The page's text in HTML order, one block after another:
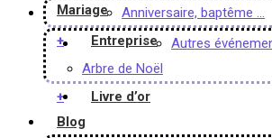
Mariage
Anniversaire, baptême …
+
Entreprise
Autres
Arbre de Noël
+
Livre d’or
Blog